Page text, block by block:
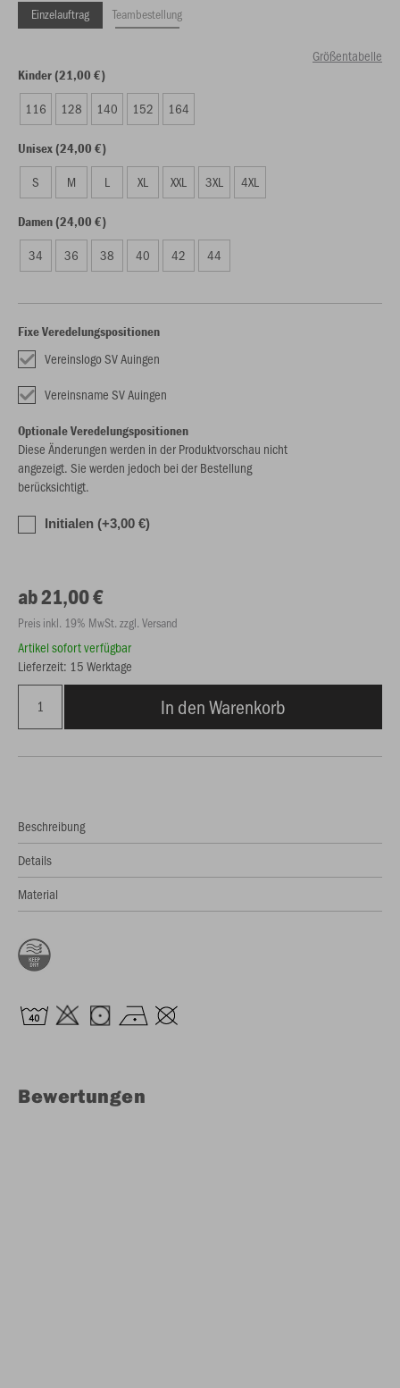
Einzelauftrag Teambestellung
Größentabelle
Kinder (21,00 €)
116 128 140 152 164
Unisex (24,00 €)
S M L XL XXL 3XL 4XL
Damen (24,00 €)
34 36 38 40 42 44
Fixe Veredelungspositionen
Vereinslogo SV Auingen
Vereinsname SV Auingen
Optionale Veredelungspositionen
Diese Änderungen werden in der Produktvorschau nicht
angezeigt. Sie werden jedoch bei der Bestellung
berücksichtigt.
Initialen (+3,00 €)
ab 21,00 €
Preis inkl. 19% MwSt. zzgl. Versand
Artikel sofort verfügbar
Lieferzeit: 15 Werktage
In den Warenkorb
Beschreibung
Details
Material
Bewertungen